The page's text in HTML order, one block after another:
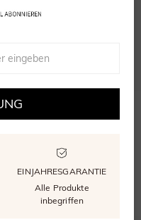
Eine Frage stellen
BEWERTUNG
EINJAHRESGARANTIE
Alle Produkte
inbegriffen